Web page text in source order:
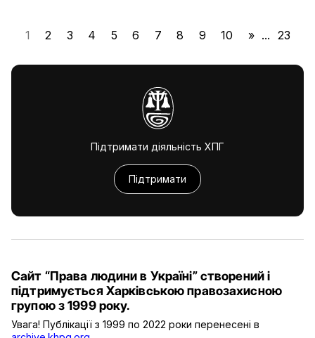
1 2 3 4 5 6 7 8 9 10 » ... 23
Підтримати діяльність ХПГ
Підтримати
Сайт “Права людини в Україні” створений і
підтримується Харківською правозахисною
групою з 1999 року.
Увага! Публікації з 1999 по 2022 роки перенесені в